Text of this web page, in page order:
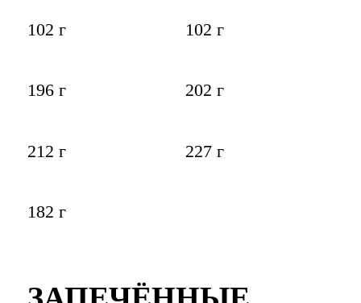
102 г 102 г
196 г 202 г
212 г 227 г
182 г